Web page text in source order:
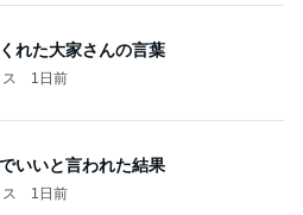
れた大家さんの言葉
1日前
いいと言われた結果
1日前